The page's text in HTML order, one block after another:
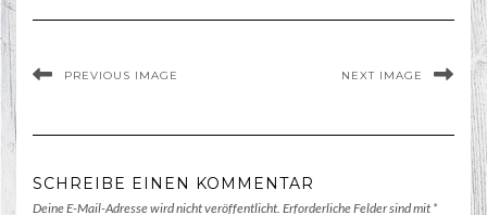
PREVIOUS IMAGE NEXT IMAGE
SCHREIBE EINEN KOMMENTAR
Deine E-Mail-Adresse wird nicht veröffentlicht. Erforderliche Felder sind mit *